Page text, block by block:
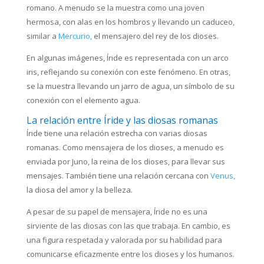
romano. A menudo se la muestra como una joven
hermosa, con alas en los hombros y llevando un caduceo,
similar a Mercurio,el mensajero del rey de los dioses.
En algunas imágenes, Íride es representada con un arco
iris, reflejando su conexión con este fenómeno. En otras,
se la muestra llevando un jarro de agua, un símbolo de su
conexión con el elemento agua.
La relación entre Íride y las diosas romanas
Íride tiene una relación estrecha con varias diosas
romanas. Como mensajera de los dioses, a menudo es
enviada por Juno, la reina de los dioses, para llevar sus
mensajes. También tiene una relación cercana con Venus,
la diosa del amor y la belleza.
A pesar de su papel de mensajera, Íride no es una
sirviente de las diosas con las que trabaja. En cambio, es
una figura respetada y valorada por su habilidad para
comunicarse eficazmente entre los dioses y los humanos.